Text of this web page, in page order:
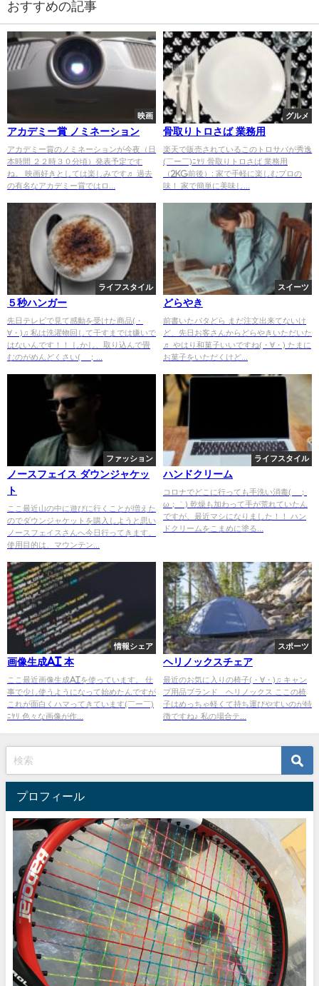
おすすめの記事
映画
アカデミー賞 ノミネーション
アカデミー賞のノミネーションが今夜（日
本時間 ２２時３０分頃）発表予定です
ね。 映画好きとしては楽しみです♬ 過去
の有名なアカデミー賞ではロ...
グルメ
骨取りトロさば 業務用
楽天で販売されているこのトロサバが秀逸
(￣ー￣)ﾆﾔﾘ 骨取りトロさば 業務用
（2kg前後）: 家で手軽に楽しむプロの
味！ 家で簡単に美味し...
ライフスタイル
５秒ハンガー
先日テレビで見て感動を受けた商品(・
∀・)♫ 私は洗濯物回して干すまでは嫌いで
はないんです！！ しかし、取り込んで畳
むのがめんどくさい(´；...
スイーツ
どらやき
前書いたバタどら まだ注文出来てないけ
ど、先日お客さんからどらやきいただいた
♬ やはり和菓子いいですね(・∀・) たまに
お菓子をいただくけど...
ファッション
ノースフェイス ダウンジャケッ
ト
ここ最近山の中に遊びに行くことが増えた
のでダウンジャケットを購入しようと思い
ノースフェイスさんへ今日行ってきます。
使用目的は、マウンテン...
ライフスタイル
ハンドクリーム
コロナでどこに行っても手洗い消毒(´；
ω；｀) 乾燥も加わって手が荒れていたん
ですが、最近マシになりました！！ ハン
ドクリームをこまめに塗る...
情報シェア
画像生成AI 本
ここ最近画像生成AIを使っています。 仕
事で少し使うようになって始めたんですが
これが面白くハマってきています(￣ー￣)
ﾆﾔﾘ 色々な画像が作...
スポーツ
ヘリノックスチェア
最近のお気に入りの椅子(・∀・)♫ キャン
プ用品ブランド ヘリノックス ここの椅
子はめっちゃ軽くて持ち運びやすいのが特
徴ですね♪ 私の場合テ...
プロフィール